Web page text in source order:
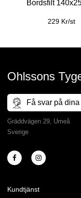
Bordsfilt
229 Kr/st
Ohlssons
Få svar på
Gräddvägen 29, Umeå
Sverige
Kundtjänst